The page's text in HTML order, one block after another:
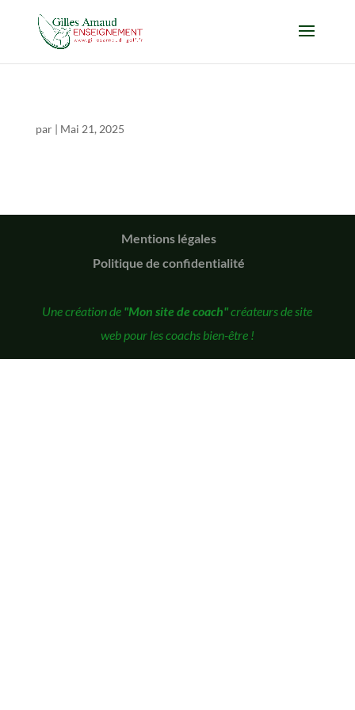
par | Mai 21, 2025
Mentions légales
Politique de confidentialité
Une création de "Mon site de coach"créateurs de site
web pour les coachs bien-être !